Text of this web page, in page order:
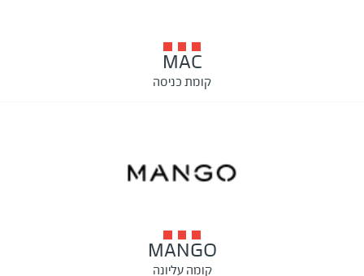
MAC
קומת כניסה
MANGO
קומה עליונה